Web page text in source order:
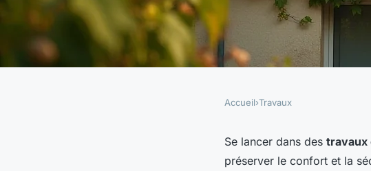
Couvreur à bourg-en-
Accueil›Travaux
Se lancer dans des travaux
préserver le confort et la